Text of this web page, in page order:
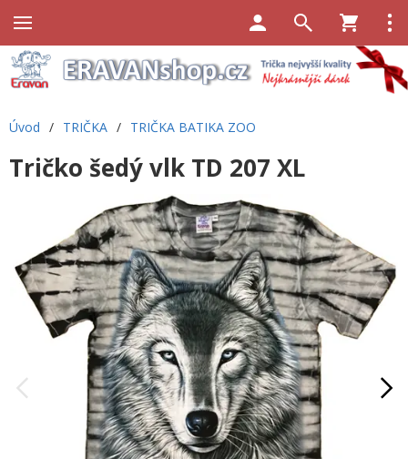
Úvod / TRIČKA / TRIČKA BATIKA ZOO
Tričko šedý vlk TD 207 XL